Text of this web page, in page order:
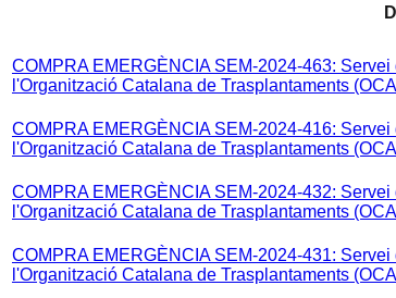
COMPRA EMERGÈNCIA SEM-2024-463:
l'Organització Catalana de Trasplantaments
COMPRA EMERGÈNCIA SEM-2024-416:
l'Organització Catalana de Trasplantaments
COMPRA EMERGÈNCIA SEM-2024-432:
l'Organització Catalana de Trasplantaments
COMPRA EMERGÈNCIA SEM-2024-431:
l'Organització Catalana de Trasplantaments